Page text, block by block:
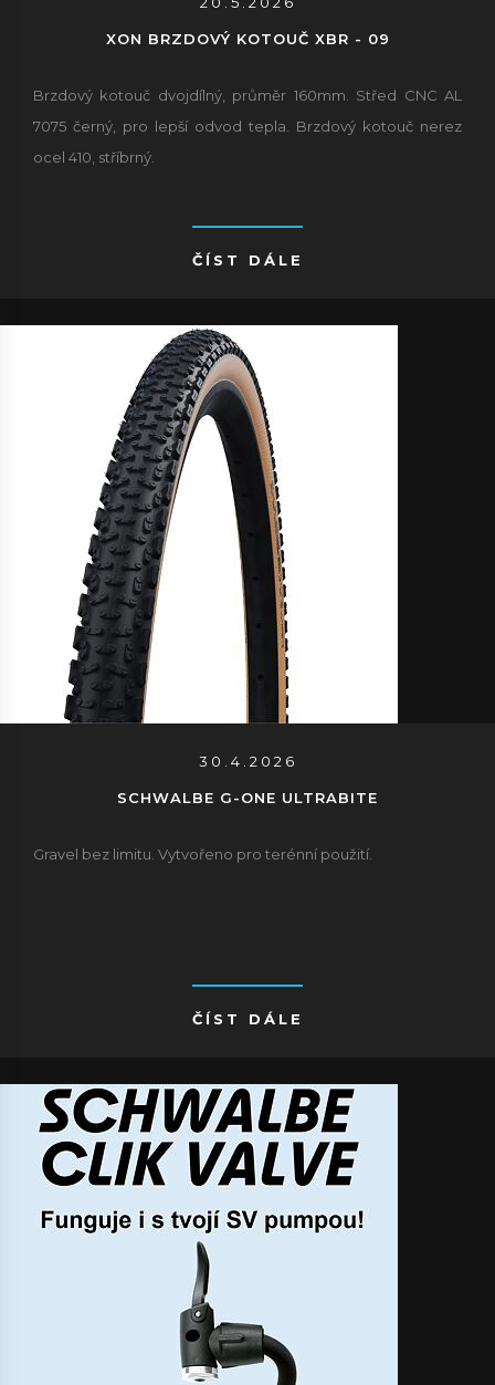
XON BRZDOVÝ KOTOUČ XBR - 09
Brzdový kotouč dvojdílný, průměr 160mm. Střed CNC AL
7075 černý, pro lepší odvod tepla. Brzdový kotouč nerez
ocel 410, stříbrný.
ČÍST DÁLE
30.4.2026
SCHWALBE G-ONE ULTRABITE
Gravel bez limitu. Vytvořeno pro terénní použití.
ČÍST DÁLE